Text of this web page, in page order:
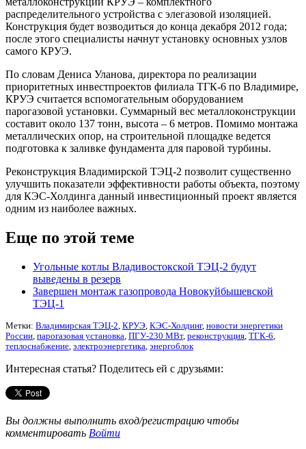
распределительного устройства с элегазовой изоляцией.
Конструкция будет возводиться до конца декабря 2012 года;
после этого специалисты начнут установку основных узлов
самого КРУЭ.
По словам Дениса Уланова, директора по реализации
приоритетных инвестпроектов филиала ТГК-6 по Владимире,
КРУЭ считается вспомогательным оборудованием
парогазовой установки. Суммарный вес металлоконструкции
составит около 137 тонн, высота – 6 метров. Помимо монтажа
металлических опор, на строительной площадке ведется
подготовка к заливке фундамента для паровой турбины.
Реконструкция Владимирской ТЭЦ-2 позволит существенно
улучшить показатели эффективности работы объекта, поэтому
для КЭС-Холдинга данный инвестиционный проект является
одним из наиболее важных.
Еще по этой теме
Угольные котлы Владивостокской ТЭЦ-2 будут
выведены в резерв
Завершен монтаж газопровода Новокуйбышевской
ТЭЦ-1
Метки: Владимирская ТЭЦ-2 КРУЭ КЭС-Холдинг, новости энергетики
России парогазовая установка ПГУ-230 МВт, реконструкция ТГК-6
теплоснабжение электроэнергетика энергоблок
Интересная статья? Поделитесь ей с друзьями:
Вы должны выполнить вход/регистрацию чтобы
комментировать Войти